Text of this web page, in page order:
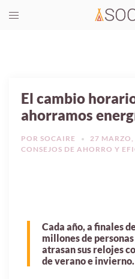
El cambio
ahorramos
POR SOCAIRE
27 MARZO,
CONSEJOS DE AHORRO Y
Cada año, a finales
millones de
atrasan sus relojes
de verano e invierno.